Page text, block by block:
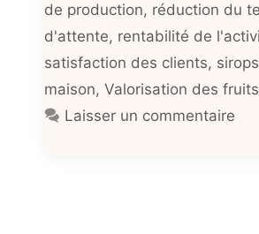
de production, réduction du
d'attente, rentabilité de
satisfaction des clients,
maison, Valorisation des fruits
Laisser un commentaire